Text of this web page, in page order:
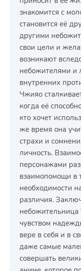
знакомится с
становится её
другими
свои цели и
возникают
небожителями и
внутренних
Чжияо
когда её
кто хочет
же время она
страхи и
личность.
персонажами
взаимопомощи в
необходимости
различия.
небожительница
чувством
вере в себя и в
даже самые
совершать